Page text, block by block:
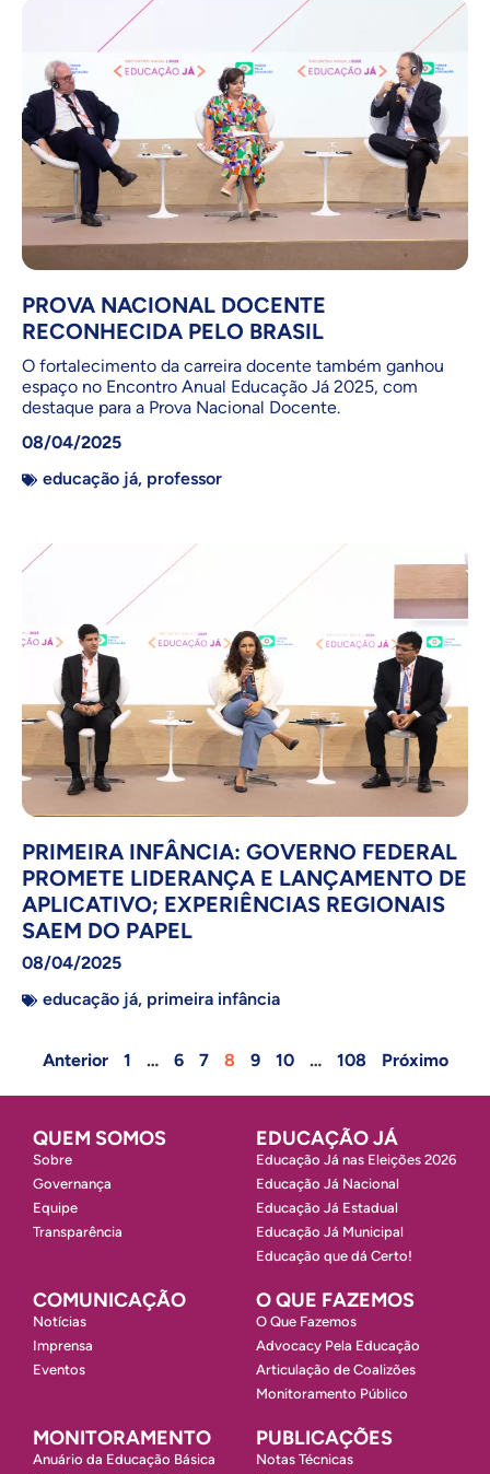
PROVA NACIONAL DOCENTE
RECONHECIDA PELO BRASIL
O fortalecimento da carreira docente também ganhou
espaço no Encontro Anual Educação Já 2025, com
destaque para a Prova Nacional Docente.
08/04/2025
educação já, professor
PRIMEIRA INFÂNCIA: GOVERNO FEDERAL
PROMETE LIDERANÇA E LANÇAMENTO DE
APLICATIVO; EXPERIÊNCIAS REGIONAIS
SAEM DO PAPEL
08/04/2025
educação já, primeira infância
Anterior 1 … 6 7 8 9 10 … 108 Próximo
QUEM SOMOS
Sobre
Governança
Equipe
Transparência
EDUCAÇÃO JÁ
Educação Já nas Eleições 2026
Educação Já Nacional
Educação Já Estadual
Educação Já Municipal
Educação que dá Certo!
COMUNICAÇÃO
Notícias
Imprensa
Eventos
O QUE FAZEMOS
O Que Fazemos
Advocacy Pela Educação
Articulação de Coalizões
Monitoramento Público
MONITORAMENTO
Anuário da Educação Básica
PUBLICAÇÕES
Notas Técnicas